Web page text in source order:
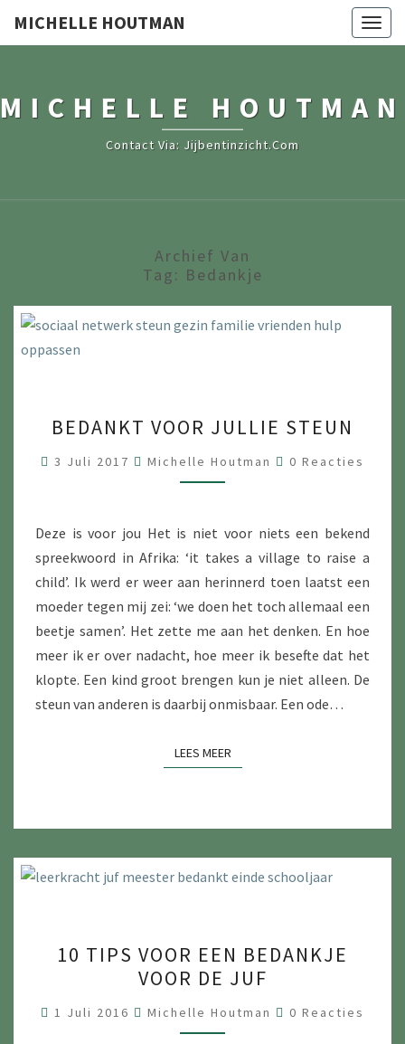
MICHELLE HOUTMAN
MICHELLE HOUTMAN
Contact Via: Jijbentinzicht.com
Archief Van
Tag: Bedankje
VOOR
JULLIE
STEUN
BEDANKT VOOR JULLIE STEUN
3 Juli 2017 Michelle Houtman Reacties
0 Reacties
Deze is voor jou Het is niet voor niets een bekend
spreekwoord in Afrika: ‘it takes a village to raise a
child’. Ik werd er weer aan herinnerd toen laatst een
moeder tegen mij zei: ‘we doen het toch allemaal een
beetje samen’. Het zette me aan het denken. En hoe
meer ik er over nadacht, hoe meer ik besefte dat het
klopte. Een kind groot brengen kun je niet alleen. De
steun van anderen is daarbij onmisbaar. Een ode…
LEES MEERLEES MEER
TIPS
VOOR
EEN
BEDANKJE
10 TIPS VOOR EEN BEDANKJE
VOOR DE JUF
1 Juli 2016 Michelle Houtman Reacties
0 Reacties